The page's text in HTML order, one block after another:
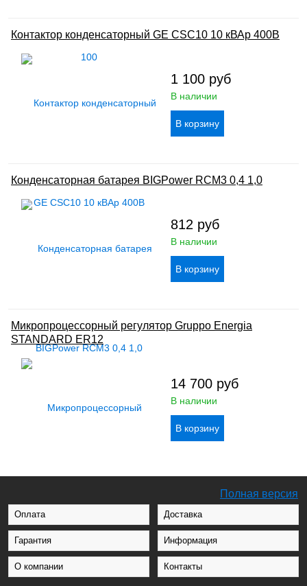
Контактор конденсаторный GE CSC10 10 кВАр 400В
1 100 руб
В наличии
Конденсаторная батарея BIGPower RCM3 0,4 1,0
812 руб
В наличии
Микропроцессорный регулятор Gruppo Energia
STANDARD ER12
14 700 руб
В наличии
Полная версия
Оплата Доставка
Гарантия Информация
О компании Контакты